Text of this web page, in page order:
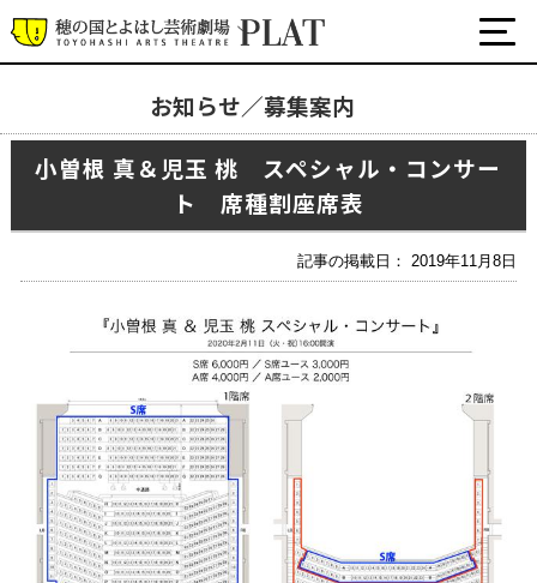
お知らせ／募集案内
小曽根 真＆児玉 桃 スペシャル・コンサー
ト 席種割座席表
記事の掲載日： 2019年11月8日
お知らせ／募集案内
プラットについて